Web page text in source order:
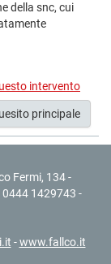
della snc, cui
intervento
principale
Fermi, 134 -
0444 1429743 -
-www.fallco.it